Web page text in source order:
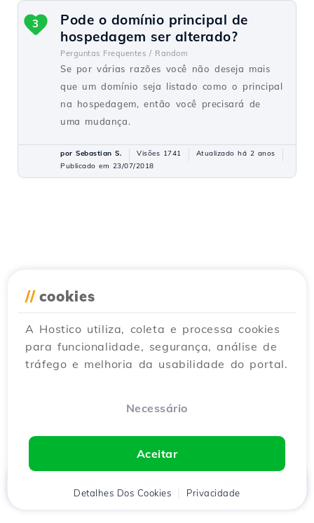
Pode o domínio principal de
hospedagem ser alterado?
Perguntas Frequentes / Random
Se por várias razões você não deseja mais
que um domínio seja listado como o principal
na hospedagem, então você precisará de
uma mudança.
3
por Sebastian S. Visões 1741
Atualizado há 2 anos
Publicado em 23/07/2018
// cookies
A Hostico utiliza, coleta e processa cookies
para funcionalidade, segurança, análise de
tráfego e melhoria da usabilidade do portal.
Necessário
Aceitar
Detalhes Dos Cookies Privacidade
Cliente Carrinho Chat